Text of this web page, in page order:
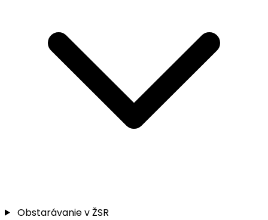
Obstarávanie v ŽSR